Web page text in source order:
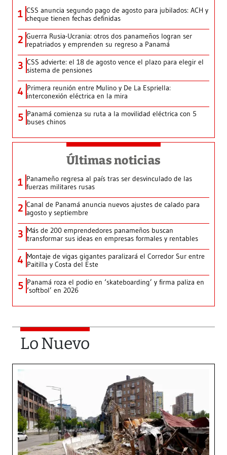
1 CSS anuncia segundo pago de agosto para jubilados: ACH y
cheque tienen fechas definidas
2 Guerra Rusia-Ucrania: otros dos panameños logran ser
repatriados y emprenden su regreso a Panamá
3 CSS advierte: el 18 de agosto vence el plazo para elegir el
sistema de pensiones
4 Primera reunión entre Mulino y De La Espriella:
interconexión eléctrica en la mira
5 Panamá comienza su ruta a la movilidad eléctrica con 5
buses chinos
Últimas noticias
1 Panameño regresa al país tras ser desvinculado de las
fuerzas militares rusas
2 Canal de Panamá anuncia nuevos ajustes de calado para
agosto y septiembre
3 Más de 200 emprendedores panameños buscan
transformar sus ideas en empresas formales y rentables
4 Montaje de vigas gigantes paralizará el Corredor Sur entre
Paitilla y Costa del Este
5 Panamá roza el podio en ‘skateboarding’ y firma paliza en
‘softbol’ en 2026
Lo Nuevo